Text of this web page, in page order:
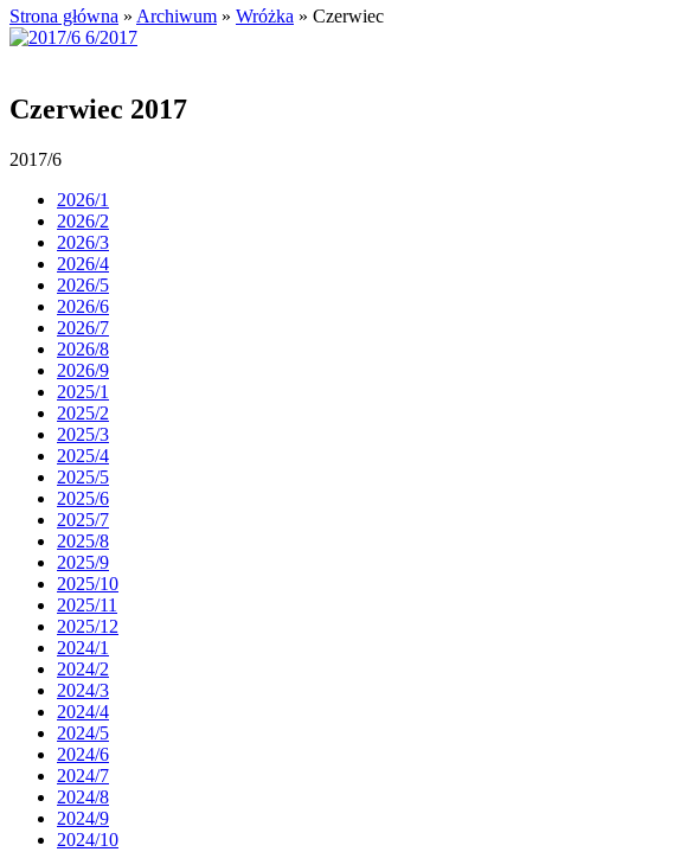
Strona główna » Archiwum » Wróżka » Czerwiec
Czerwiec 2017
2017/6
2026/1
2026/2
2026/3
2026/4
2026/5
2026/6
2026/7
2026/8
2026/9
2025/1
2025/2
2025/3
2025/4
2025/5
2025/6
2025/7
2025/8
2025/9
2025/10
2025/11
2025/12
2024/1
2024/2
2024/3
2024/4
2024/5
2024/6
2024/7
2024/8
2024/9
2024/10